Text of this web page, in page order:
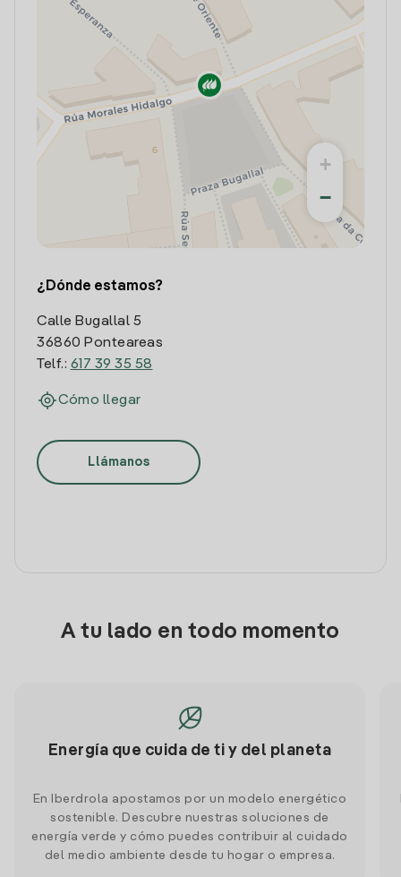
+
−
¿Dónde estamos?
Calle Bugallal 5
36860 Ponteareas
Telf.: 617 39 35 58
Cómo llegar
Llámanos
A tu lado en todo momento
Energía que cuida de ti y del planeta
En Iberdrola apostamos por un modelo energético
sostenible. Descubre nuestras soluciones de
energía verde y cómo puedes contribuir al cuidado
del medio ambiente desde tu hogar o empresa.